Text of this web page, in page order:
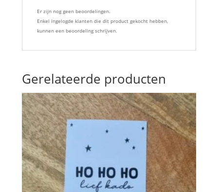
Er zijn nog geen beoordelingen.
Enkel ingelogde klanten die dit product gekocht hebben,
kunnen een beoordeling schrijven.
Gerelateerde producten